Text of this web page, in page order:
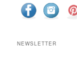
NEWSLETTER